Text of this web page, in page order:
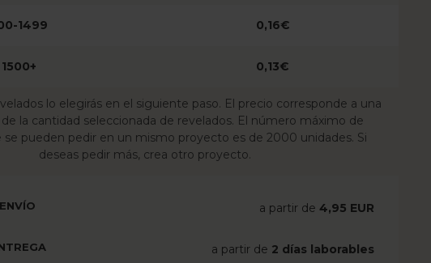
1499 0,16€
1500+ 0,13€
lo elegirás en el siguiente paso. El precio corresponde a una
la cantidad seleccionada de revelados. El número máximo de
se pueden pedir en un mismo proyecto es de 2000 unidades. Si
deseas pedir más, crea otro proyecto.
a partir de 4,95 EUR
a partir de 2 días laborables